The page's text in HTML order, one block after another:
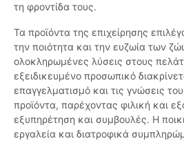
τη φροντίδα τους.
Τα προϊόντα της επιχείρησης
την ποιότητα και την ευζωία των
ολοκληρωμένες λύσεις στους
εξειδικευμένο προσωπικό
επαγγελματισμό και τις γνώσεις
προϊόντα, παρέχοντας φιλική και
εξυπηρέτηση και συμβουλές. Η
εργαλεία και διατροφικά